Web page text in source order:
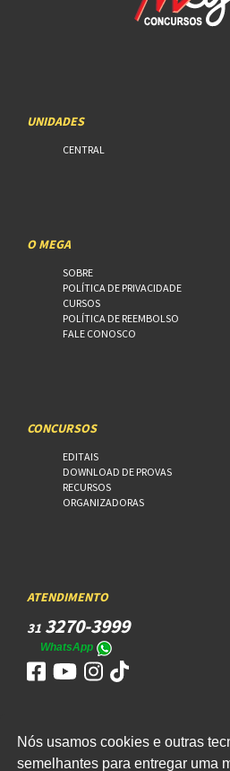
Nós usamos cookies e outras
semelhantes para entregar uma
UNIDADES
CENTRAL
O MEGA
SOBRE
POLÍTICA DE PRIVACIDADE
CURSOS
POLÍTICA DE REEMBOLSO
FALE CONOSCO
CONCURSOS
EDITAIS
DOWNLOAD DE PROVAS
RECURSOS
ORGANIZADORAS
ATENDIMENTO
31 3270-3999
WhatsApp
ACESSO